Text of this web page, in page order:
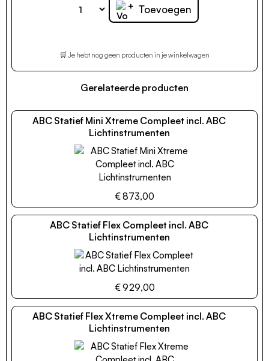
+ Toevoegen
🛒 Je hebt nog geen producten in je winkelwagen
Gerelateerde producten
ABC Statief Mini Xtreme Compleet incl. ABC
Lichtinstrumenten
€ 873,00
ABC Statief Flex Compleet incl. ABC
Lichtinstrumenten
€ 929,00
ABC Statief Flex Xtreme Compleet incl. ABC
Lichtinstrumenten